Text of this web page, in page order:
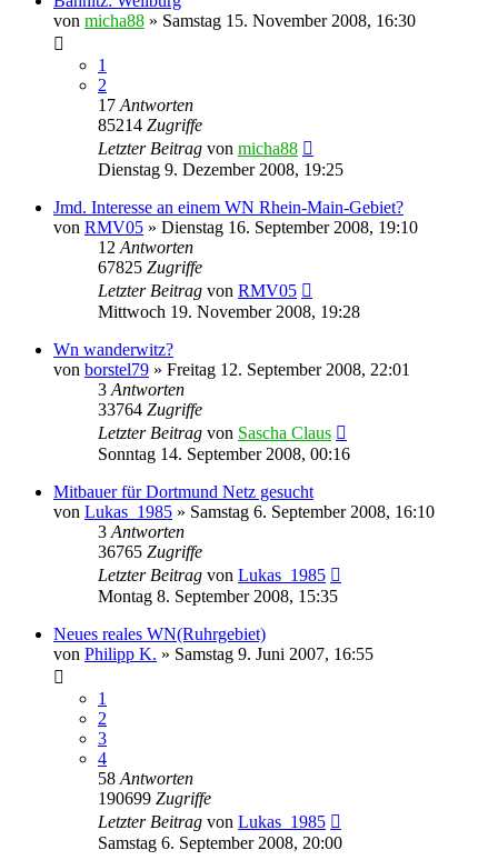
von micha88 » Samstag 15. November 2008, 16:30
1
2
17 Antworten
85214 Zugriffe
Letzter Beitrag von micha88
Dienstag 9. Dezember 2008, 19:25
Jmd. Interesse an einem WN Rhein-Main-Gebiet?
von RMV05 » Dienstag 16. September 2008, 19:10
12 Antworten
67825 Zugriffe
Letzter Beitrag von RMV05
Mittwoch 19. November 2008, 19:28
Wn wanderwitz?
von borstel79 » Freitag 12. September 2008, 22:01
3 Antworten
33764 Zugriffe
Letzter Beitrag von Sascha Claus
Sonntag 14. September 2008, 00:16
Mitbauer für Dortmund Netz gesucht
von Lukas_1985 » Samstag 6. September 2008, 16:10
3 Antworten
36765 Zugriffe
Letzter Beitrag von Lukas_1985
Montag 8. September 2008, 15:35
Neues reales WN(Ruhrgebiet)
von Philipp K. » Samstag 9. Juni 2007, 16:55
1
2
3
4
58 Antworten
190699 Zugriffe
Letzter Beitrag von Lukas_1985
Samstag 6. September 2008, 20:00